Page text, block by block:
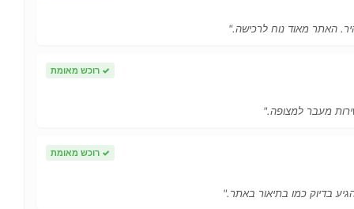
האתר מאוד נוח לרכישה."
✓ רוכש מאומת
מעבר למצופה."
✓ רוכש מאומת
בדיוק כמו בתיאור באתר."